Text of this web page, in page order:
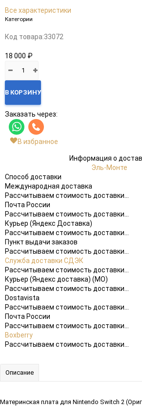
Все характеристики
Категории
Код товара:33072
18 000 ₽
В КОРЗИНУ
Заказать через:
В избранное
Информация о
Эль-Монте
Способ доставки
Международная доставка
Рассчитываем стоимость доставки...
Почта России
Рассчитываем стоимость доставки...
Курьер (Яндекс Доставка)
Рассчитываем стоимость доставки...
Пункт выдачи заказов
Рассчитываем стоимость доставки...
Служба доставки СДЭК
Рассчитываем стоимость доставки...
Курьер (Яндекс доставка) (МО)
Рассчитываем стоимость доставки...
Dostavista
Рассчитываем стоимость доставки...
Почта России
Рассчитываем стоимость доставки...
Boxberry
Рассчитываем стоимость доставки...
Описание
Материнская плата для Nintendo Switch 2